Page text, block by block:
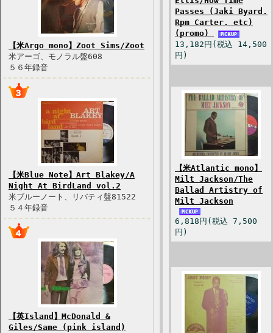
【米Argo mono】Zoot Sims/Zoot
米アーゴ、モノラル盤608
５６年録音
【米Blue Note】Art Blakey/A
Night At BirdLand vol.2
米ブルーノート、リバティ盤81522
５４年録音
【英Island】McDonald &
Giles/Same (pink island)
Passes (Jaki Byard.
Rpm Carter. etc)
(promo)
13,182円(税込 14,500
円)
【米Atlantic mono】
Milt Jackson/The
Ballad Artistry of
Milt Jackson
6,818円(税込 7,500
円)